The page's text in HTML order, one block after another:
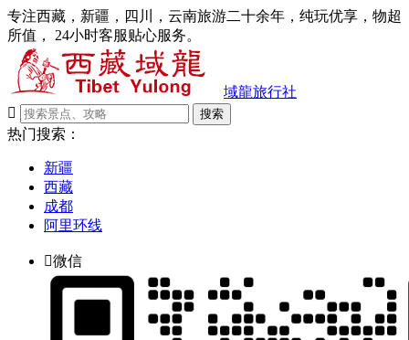
专注西藏，新疆，四川，云南旅游二十余年，纯玩优享，物超
所值， 24小时客服贴心服务。
域龍旅行社

搜索
热门搜索：
新疆
西藏
成都
阿里环线
微信